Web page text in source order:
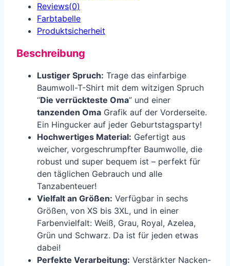
Reviews(0)
Farbtabelle
Produkt­sicherheit
Beschreibung
Lustiger Spruch: Trage das einfarbige
Baumwoll-T-Shirt mit dem witzigen Spruch
“Die verrückteste Oma” und einer
tanzenden Oma Grafik auf der Vorderseite.
Ein Hingucker auf jeder Geburtstagsparty!
Hochwertiges Material: Gefertigt aus
weicher, vorgeschrumpfter Baumwolle, die
robust und super bequem ist – perfekt für
den täglichen Gebrauch und alle
Tanzabenteuer!
Vielfalt an Größen: Verfügbar in sechs
Größen, von XS bis 3XL, und in einer
Farbenvielfalt: Weiß, Grau, Royal, Azelea,
Grün und Schwarz. Da ist für jeden etwas
dabei!
Perfekte Verarbeitung: Verstärkter Nacken-